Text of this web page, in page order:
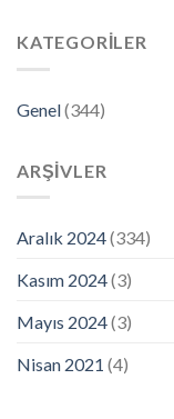
KATEGORILER
Genel(344)
ARŞIVLER
Aralık 2024(334)
Kasım 2024(3)
Mayıs 2024(3)
Nisan 2021 (4)